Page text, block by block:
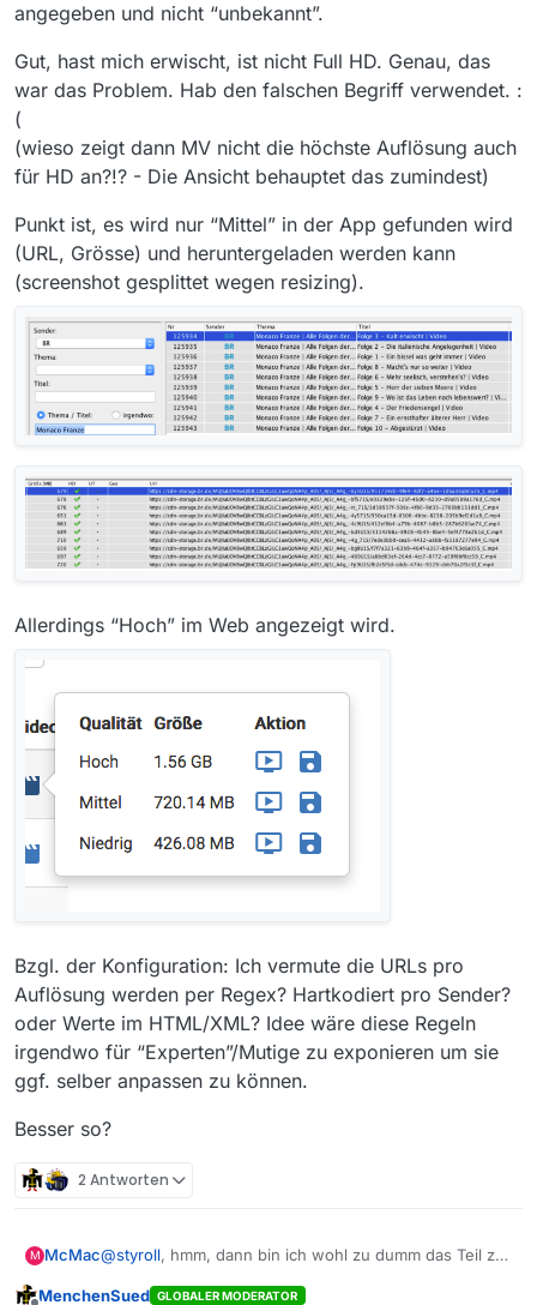
angegeben und nicht “unbekannt”.
Gut, hast mich erwischt, ist nicht Full HD. Genau, das
war das Problem. Hab den falschen Begriff verwendet. :
(
(wieso zeigt dann MV nicht die höchste Auflösung auch
für HD an?!? - Die Ansicht behauptet das zumindest)
Punkt ist, es wird nur “Mittel” in der App gefunden wird
(URL, Grösse) und heruntergeladen werden kann
(screenshot gesplittet wegen resizing).
Allerdings “Hoch” im Web angezeigt wird.
Bzgl. der Konfiguration: Ich vermute die URLs pro
Auflösung werden per Regex? Hartkodiert pro Sender?
oder Werte im HTML/XML? Idee wäre diese Regeln
irgendwo für “Experten”/Mutige zu exponieren um sie
ggf. selber anpassen zu können.
Besser so?
2 Antworten
M McMac@styroll, hmm, dann bin ich wohl zu dumm das Teil zu
Beine grätscht. Ich habe die qHD mit MV 13.0.5
Gut, hast mich erwischt, ist nicht Full HD. Genau, das
MenchenSued GLOBALER MODERATOR